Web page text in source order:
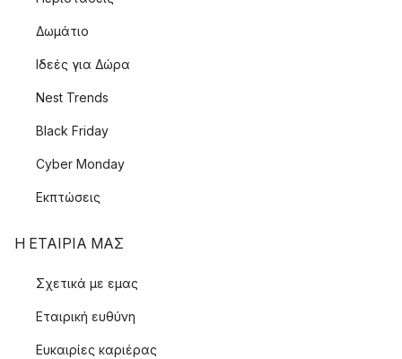
Δωμάτιο
Ιδεές για Δώρα
Nest Trends
Black Friday
Cyber Monday
Εκπτώσεις
Η ΕΤΑΊΡΙΑ ΜΑΣ
Σχετικά με εμας
Εταιρική ευθύνη
Ευκαιρίες καριέρας